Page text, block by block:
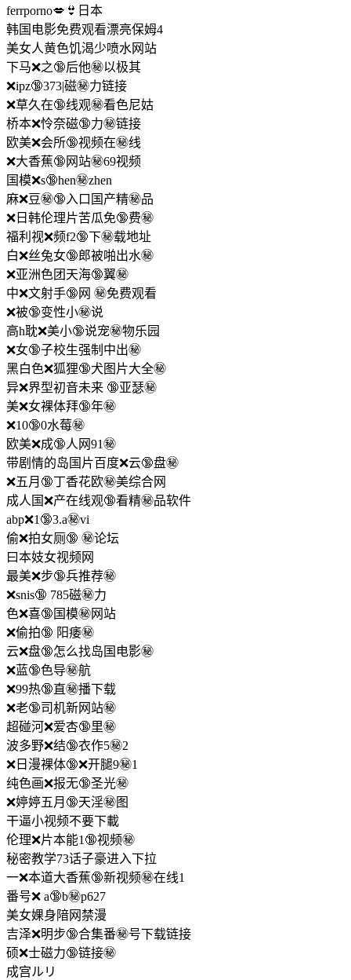
ferrporno💋👙日本
韩国电影免费观看漂亮保姆4
美女人黄色饥渴少喷水网站
下马❌之🔞后他㊙️以极其
❌ipz🔞373|磁㊙️力链接
❌草久在🔞线观㊙️看色尼姑
桥本❌怜奈磁🔞力㊙️链接
欧美❌会所🔞视频在㊙️线
❌大香蕉🔞网站㊙️69视频
国模❌s🔞hen㊙️zhen
麻❌豆㊙️🔞入口国产精㊙️品
❌日韩伦理片苦瓜免🔞费㊙️
福利视❌频f2🔞下㊙️载地址
白❌丝兔女🔞郎被啪出水㊙️
❌亚洲色团天海🔞翼㊙️
中❌文射手🔞网 ㊙️免费观看
❌被🔞变性小㊙️说
高h耽❌美小🔞说宠㊙️物乐园
❌女🔞子校生强制中出㊙️
黑白色❌狐狸🔞犬图片大全㊙️
异❌界型初音未来 🔞亚瑟㊙️
美❌女裸体拜🔞年㊙️
❌10🔞0水莓㊙️
欧美❌成🔞人网91㊙️
带剧情的岛国片百度❌云🔞盘㊙️
❌五月🔞丁香花欧㊙️美综合网
成人国❌产在线观🔞看精㊙️品软件
abp❌1🔞3.a㊙️vi
偷❌拍女厕🔞 ㊙️论坛
曰本妓女视频网
最美❌步🔞兵推荐㊙️
❌snis🔞 785磁㊙️力
色❌喜🔞国模㊙️网站
❌偷拍🔞 阳痿㊙️
云❌盘🔞怎么找岛国电影㊙️
❌蓝🔞色导㊙️航
❌99热🔞直㊙️播下载
❌老🔞司机新网站㊙️
超碰河❌爱杏🔞里㊙️
波多野❌结🔞衣作5㊙️2
❌日漫裸体🔞❌开腿9㊙️1
纯色画❌报无🔞圣光㊙️
❌婷婷五月🔞天淫㊙️图
干逼小视频不要下載
伦理❌片本能1🔞视频㊙️
秘密教学73话子豪进入下拉
一❌本道大香蕉🔞新视频㊙️在线1
番号❌ a🔞b㊙️p627
美女婐身隌网禁漫
吉泽❌明步🔞合集番㊙️号下载链接
硕❌士磁力🔞链接㊙️
成宫ルリ